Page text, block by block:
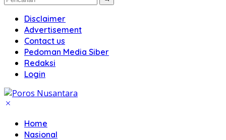
Disclaimer
Advertisement
Contact us
Pedoman Media Siber
Redaksi
Login
Home
Nasional